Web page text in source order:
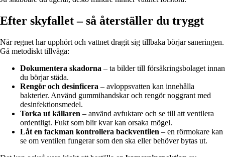
Efter skyfallet – så återställer du tryggt
När regnet har upphört och vattnet dragit sig tillbaka börjar saneringen.
Gå metodiskt tillväga:
Dokumentera skadorna – ta bilder till försäkringsbolaget innan
du börjar städa.
Rengör och desinficera – avloppsvatten kan innehålla
bakterier. Använd gummihandskar och rengör noggrant med
desinfektionsmedel.
Torka ut källaren – använd avfuktare och se till att ventilera
ordentligt. Fukt som blir kvar kan orsaka mögel.
Låt en fackman kontrollera backventilen – en rörmokare kan
se om ventilen fungerar som den ska eller behöver bytas ut.